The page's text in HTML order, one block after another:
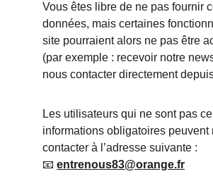
Vous êtes libre de ne pas fournir
données, mais certaines
site pourraient alors ne pas être
(par exemple : recevoir notre
nous contacter directement
Les utilisateurs qui ne sont pas
informations obligatoires peuvent
contacter à l’adresse suivante :
📧 entrenous83@orange.fr